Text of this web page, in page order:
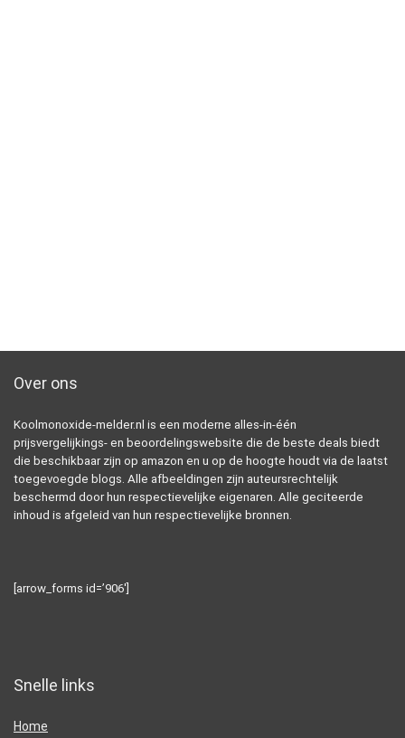
Over ons
Koolmonoxide-melder.nl is een moderne alles-in-één
prijsvergelijkings- en beoordelingswebsite die de beste deals biedt
die beschikbaar zijn op amazon en u op de hoogte houdt via de laatst
toegevoegde blogs. Alle afbeeldingen zijn auteursrechtelijk
beschermd door hun respectievelijke eigenaren. Alle geciteerde
inhoud is afgeleid van hun respectievelijke bronnen.
[arrow_forms id=’906′]
Snelle links
Home